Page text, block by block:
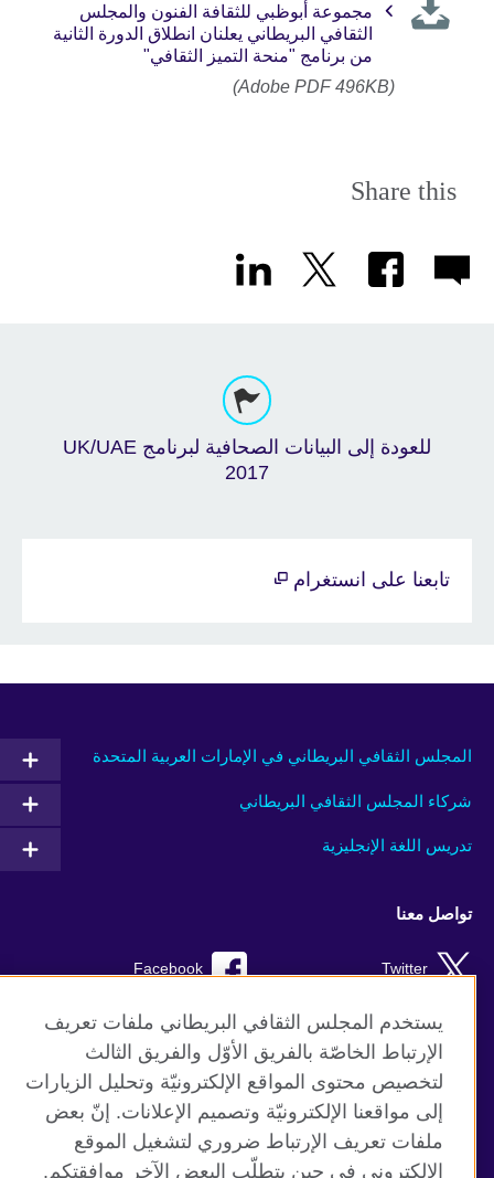
مجموعة أبوظبي للثقافة الفنون والمجلس
الثقافي البريطاني يعلنان انطلاق الدورة الثانية
من برنامج "منحة التميز الثقافي"
(Adobe PDF 496KB)
Share this
للعودة إلى البيانات الصحافية لبرنامج UK/UAE
2017
تابعنا على انستغرام
المجلس الثقافي البريطاني في الإمارات العربية المتحدة
شركاء المجلس الثقافي البريطاني
تدريس اللغة الإنجليزية
تواصل معنا
Facebook Twitter
Instagram RSS
TikTok
موقع المجلس الثقافي البريطاني العالمي
يستخدم المجلس الثقافي البريطاني ملفات تعريف
الإرتباط الخاصّة بالفريق الأوّل والفريق الثالث
لتخصيص محتوى المواقع الإلكترونيّة وتحليل الزيارات
إلى مواقعنا الإلكترونيّة وتصميم الإعلانات. إنّ بعض
ملفات تعريف الإرتباط ضروري لتشغيل الموقع
الإلكتروني في حين يتطلّب البعض الآخر موافقتكم.